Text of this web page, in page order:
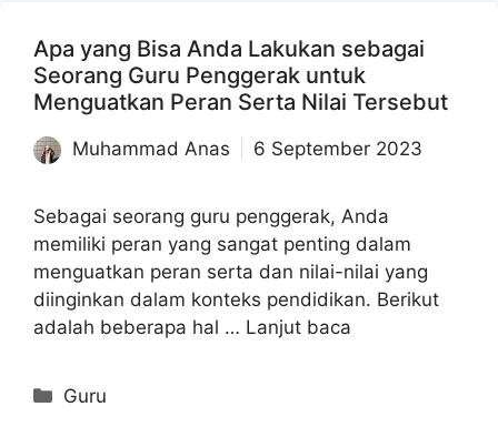
Apa yang Bisa Anda Lakukan sebagai
Seorang Guru Penggerak untuk
Menguatkan Peran Serta Nilai Tersebut
Muhammad Anas 6 September 2023
Sebagai seorang guru penggerak, Anda
memiliki peran yang sangat penting dalam
menguatkan peran serta dan nilai-nilai yang
diinginkan dalam konteks pendidikan. Berikut
adalah beberapa hal … Lanjut baca
Kategori
Guru